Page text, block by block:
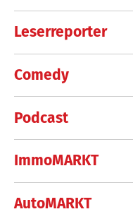
Leserreporter
Comedy
Podcast
ImmoMARKT
AutoMARKT